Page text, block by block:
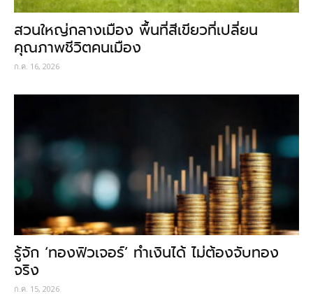
สวนใหญ่กลางเมือง พื้นที่สีเขียวที่เปลี่ยน
คุณภาพชีวิตคนเมือง
ก.ค. 16, 2026
รู้จัก ‘ทองฟิวเจอร์’ ทำเงินได้ ไม่ต้องจับทอง
จริง
ก.ค. 15, 2026